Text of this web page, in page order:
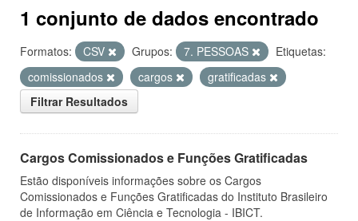
1 conjunto de dados encontrado
Formatos: CSV Grupos: 7. PESSOAS
Etiquetas:
comissionados
cargos
gratificadas
Filtrar Resultados
Cargos Comissionados e Funções Gratificadas
Estão disponíveis informações sobre os Cargos
Comissionados e Funções Gratificadas do Instituto Brasileiro
de Informação em Ciência e Tecnologia - IBICT.